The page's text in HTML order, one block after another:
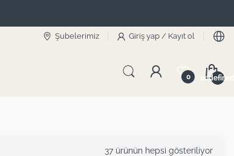
Şubelerimiz Giriş yap / Kayıt ol
0
37 ürünün hepsi gösteriliyor